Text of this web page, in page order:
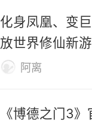
化身凤凰、变
放世界修仙新
够野！
阿离
《博德之门3